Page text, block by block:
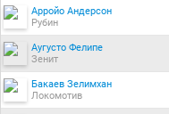
Арройо Андерсон
Рубин
Аугусто Фелипе
Зенит
Бакаев Зелимхан
Локомотив